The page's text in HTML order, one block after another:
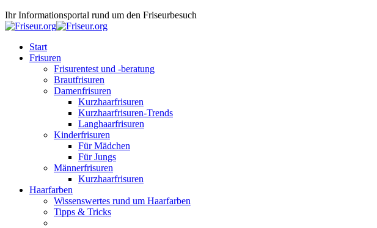
Ihr Informationsportal rund um den Friseurbesuch
Start
Frisuren
Frisurentest und -beratung
Brautfrisuren
Damenfrisuren
Kurzhaarfrisuren
Kurzhaarfrisuren-Trends
Langhaarfrisuren
Kinderfrisuren
Für Mädchen
Für Jungs
Männerfrisuren
Kurzhaarfrisuren
Haarfarben
Wissenswertes rund um Haarfarben
Tipps & Tricks